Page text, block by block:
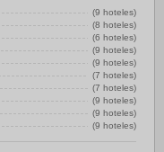
(9 hoteles)
(8 hoteles)
(6 hoteles)
(9 hoteles)
(9 hoteles)
(7 hoteles)
(7 hoteles)
(9 hoteles)
(9 hoteles)
(9 hoteles)